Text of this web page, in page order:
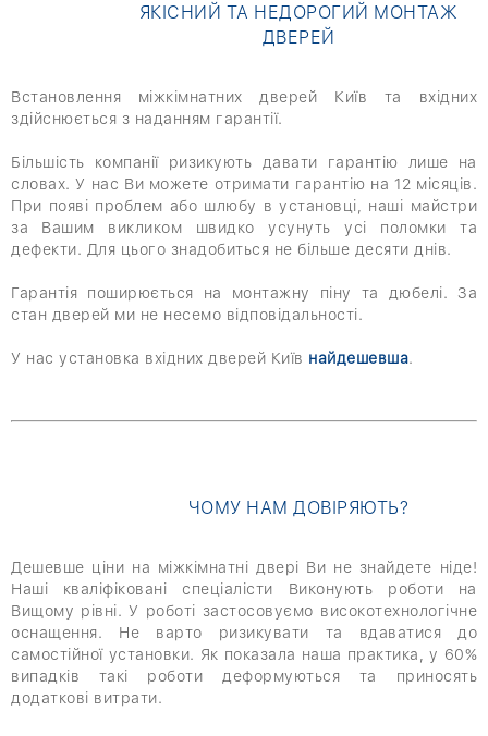
ЯКІСНИЙ ТА НЕДОРОГИЙ МОНТАЖ
ДВЕРЕЙ
Встановлення міжкімнатних дверей Київ та вхідних
здійснюється з наданням гарантії.
Більшість компанії ризикують давати гарантію лише на
словах. У нас Ви можете отримати гарантію на 12 місяців.
При появі проблем або шлюбу в установці, наші майстри
за Вашим викликом швидко усунуть усі поломки та
дефекти. Для цього знадобиться не більше десяти днів.
Гарантія поширюється на монтажну піну та дюбелі. За
стан дверей ми не несемо відповідальності.
У нас установка вхідних дверей Київ найдешевша.
ЧОМУ НАМ ДОВІРЯЮТЬ?
Дешевше ціни на міжкімнатні двері Ви не знайдете ніде!
Наші кваліфіковані спеціалісти Виконують роботи на
Вищому рівні. У роботі застосовуємо високотехнологічне
оснащення. Не варто ризикувати та вдаватися до
самостійної установки. Як показала наша практика, у 60%
випадків такі роботи деформуються та приносять
додаткові витрати.